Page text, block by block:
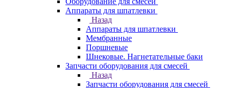
Аппараты для шпатлевки
Назад
Аппараты для шпатлевки
Мембранные
Поршневые
Шнековые. Нагнетательные баки
Запчасти оборудования для смесей
Назад
Запчасти оборудования для смесей